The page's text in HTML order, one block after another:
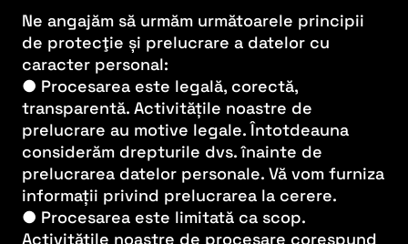
Ne angajăm să urmăm următoarele principii
de protecţie și prelucrare a datelor cu
caracter personal:
● Procesarea este legală, corectă,
transparentă. Activitățile noastre de
prelucrare au motive legale. Întotdeauna
considerăm drepturile dvs. înainte de
prelucrarea datelor personale. Vă vom furniza
informații privind prelucrarea la cerere.
● Procesarea este limitată ca scop.
Activitățile noastre de procesare corespund